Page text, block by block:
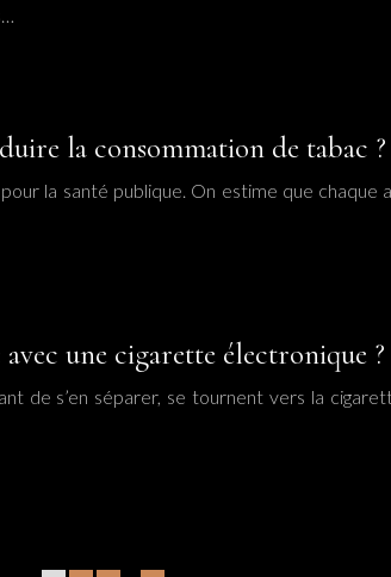
la consommation de tabac ?
la santé publique. On estime que
une cigarette électronique ?
de s’en séparer, se tournent vers la